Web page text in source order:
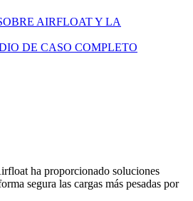
AIRFLOAT Y LA
DE CASO COMPLETO
ha proporcionado soluciones
segura las cargas más pesadas por